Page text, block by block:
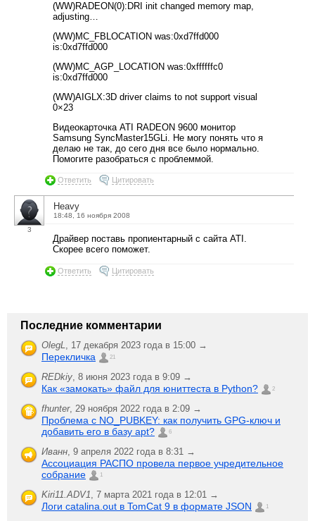
(WW)RADEON(0):DRI init changed memory map,
adjusting…
(WW)MC_FBLOCATION was:0xd7ffd000
is:0xd7ffd000
(WW)MC_AGP_LOCATION was:0xffffffc0
is:0xd7ffd000
(WW)AIGLX:3D driver claims to not support visual
0×23
Видеокарточка ATI RADEON 9600 монитор
Samsung SyncMaster15GLi. Не могу понять что я
делаю не так, до сего дня все было нормально.
Помогите разобраться с проблеммой.
Ответить Цитировать
3
Heavy
18:48, 16 ноября 2008
Драйвер поставь пропиентарный с сайта ATI.
Скорее всего поможет.
Ответить Цитировать
Последние комментарии
OlegL, 17 декабря 2023 года в 15:00 →
Перекличка 21
REDkiy, 8 июня 2023 года в 9:09 →
Как «замокать» файл для юниттеста в Python? 2
fhunter, 29 ноября 2022 года в 2:09 →
Проблема с NO_PUBKEY: как получить GPG-ключ и
добавить его в базу apt?
6
Иванн, 9 апреля 2022 года в 8:31 →
Ассоциация РАСПО провела первое учредительное
собрание
1
Kiri11.ADV1, 7 марта 2021 года в 12:01 →
Логи catalina.out в TomCat 9 в формате JSON 1